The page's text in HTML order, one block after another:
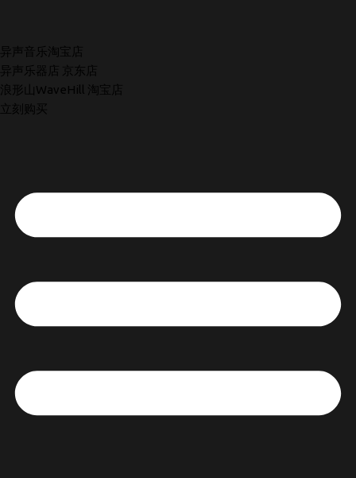
异声音乐淘宝店
异声乐器店 京东店
浪形山WaveHill 淘宝店
立刻购买